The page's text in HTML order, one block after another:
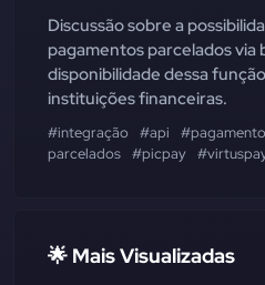
Discussão sobre a
pagamentos parcelados via
disponibilidade dessa
instituições financeiras.
#integração #api
parcelados #picpay
🌟 Mais Visualizadas